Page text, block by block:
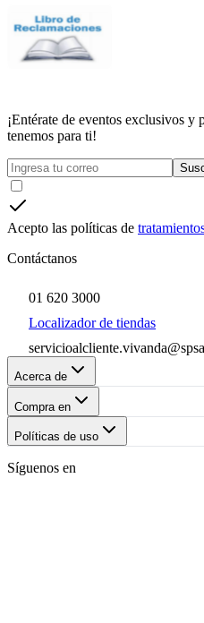
¡Entérate de eventos exclusivos y
tenemos para ti!
Acepto las políticas de
Contáctanos
01 620 3000
Localizador de tiendas
Acerca de
Compra en
Políticas de uso
Síguenos en